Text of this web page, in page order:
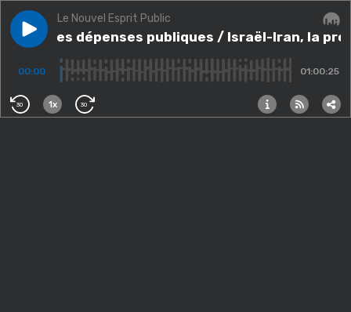
Play episodeRevoir les dépenses publiques / Israël-Iran, la
Le Nouvel Esprit Public
Revoir les dépenses publiques / Israël-Iran, la
00:00 01:00:25
30 1x 30